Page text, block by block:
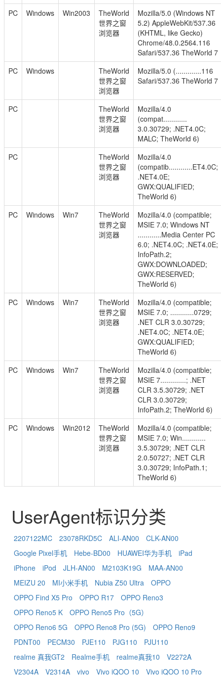
PC
Windows Win2003
TheWorld
世界之窗
浏览器
Mozilla/5.0 (Windows NT
5.2) AppleWebKit/537.36
(KHTML, like Gecko)
Chrome/48.0.2564.116
Safari/537.36 TheWorld 7
PC
Windows
TheWorld
世界之窗
浏览器
Mozilla/5.0 (.............116
Safari/537.36 TheWorld 7
PC
TheWorld
世界之窗
浏览器
Mozilla/4.0
(compat............
3.0.30729; .NET4.0C;
MALC; TheWorld 6)
PC
TheWorld
世界之窗
浏览器
Mozilla/4.0
(compatib............ET4.0C;
.NET4.0E;
GWX:QUALIFIED;
TheWorld 6)
PC
Windows Win7
TheWorld
世界之窗
浏览器
Mozilla/4.0 (compatible;
MSIE 7.0; Windows NT
............Media Center PC
6.0; .NET4.0C; .NET4.0E;
InfoPath.2;
GWX:DOWNLOADED;
GWX:RESERVED;
TheWorld 6)
PC
Windows Win7
TheWorld
世界之窗
浏览器
Mozilla/4.0 (compatible;
MSIE 7.0; ............0729;
.NET CLR 3.0.30729;
.NET4.0C; .NET4.0E;
GWX:QUALIFIED;
TheWorld 6)
PC
Windows Win7
TheWorld
世界之窗
浏览器
Mozilla/4.0 (compatible;
MSIE 7.............; .NET
CLR 3.5.30729; .NET
CLR 3.0.30729;
InfoPath.2; TheWorld 6)
PC
Windows Win2012
TheWorld
世界之窗
浏览器
Mozilla/4.0 (compatible;
MSIE 7.0; Win............
3.5.30729; .NET CLR
2.0.50727; .NET CLR
3.0.30729; InfoPath.1;
TheWorld 6)
UserAgent标识分类
2207122MC 23078RKD5C ALI-AN00
CLK-AN00
Google Pixel手机
Hebe-BD00 HUAWEI华为手机
iPad
iPhone
iPod JLH-AN00 M2103K19G
MAA-AN00
MEIZU 20
MI小米手机 Nubia Z50 Ultra
OPPO
OPPO Find X5 Pro
OPPO R17
OPPO Reno3
OPPO Reno5 K
OPPO Reno5 Pro（5G）
OPPO Reno6 5G
OPPO Reno8 Pro (5G)
OPPO Reno9
PDNT00
PECM30 PJE110 PJG110
PJU110
realme 真我GT2
Realme手机 realme真我10
V2272A
V2304A
V2314A vivo Vivo iQOO 10
Vivo iQOO 10 Pro